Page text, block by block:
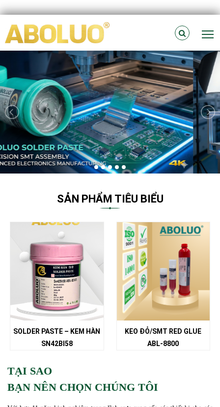
SẢN PHẨM TIÊU BIỂU
SOLDER PASTE – KEM HÀN
SN42BI58
KEO ĐỎ/SMT RED GLUE
ABL-8800
TẠI SAO
BẠN NÊN CHỌN CHÚNG TÔI